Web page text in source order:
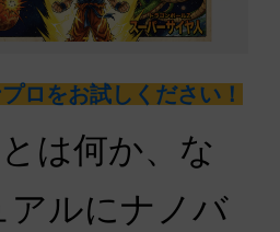
ロをお試しください！
は何か、な
アルにナノバ